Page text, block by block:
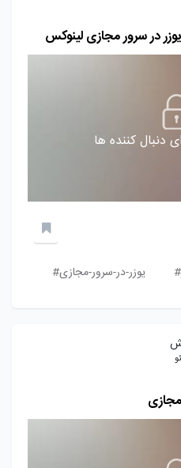
دنبال کننده ها
یوزر-در-سرور-مجازی#